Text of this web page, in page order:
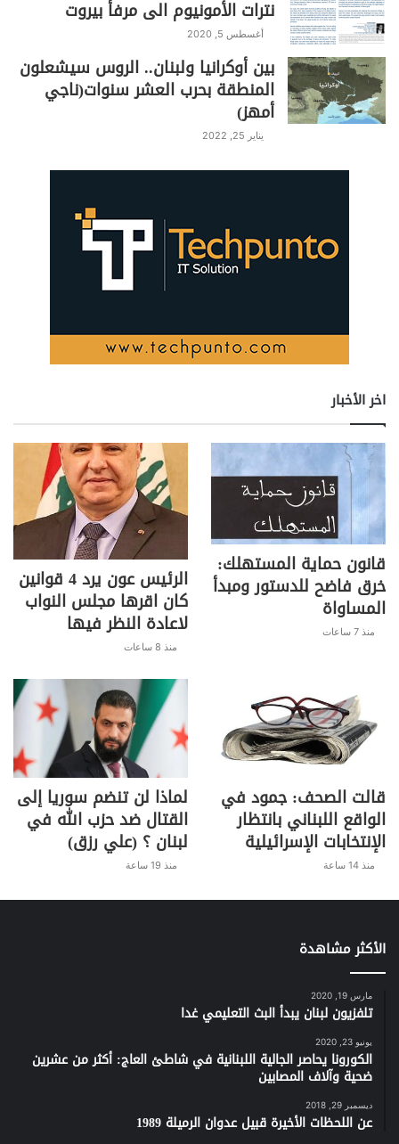
e
b
o
o
k
er
s
p
p
gr
a
m
y
n
k
e
نترات الأمونيوم الى مرفأ بيروت
أغسطس 5, 2020
بين أوكرانيا ولبنان.. الروس سيشعلون
المنطقة بحرب العشر سنوات(ناجي
أمهز)
يناير 25, 2022
اخر الأخبار
قانون حماية المستهلك:
خرق فاضح للدستور ومبدأ
المساواة
منذ 7 ساعات
الرئيس عون يرد 4 قوانين
كان اقرها مجلس النواب
لاعادة النظر فيها
منذ 8 ساعات
قالت الصحف: جمود في
الواقع اللبناني بانتظار
الإنتخابات الإسرائيلية
منذ 14 ساعة
لماذا لن تنضم سوريا إلى
القتال ضد حزب الله في
لبنان ؟ (علي رزق)
منذ 19 ساعة
الأكثر مشاهدة
مارس 19, 2020
تلفزيون لبنان يبدأ البث التعليمي غدا
يونيو 23, 2020
الكورونا يحاصر الجالية اللبنانية في شاطئ العاج: أكثر من عشرين
ضحية وآلاف المصابين
ديسمبر 29, 2018
عن اللحظات الأخيرة قبيل عدوان الرميلة 1989